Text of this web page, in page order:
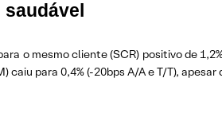
o mesmo cliente (SCR) positivo de
para 0,4% (-20bps A/A e T/T),